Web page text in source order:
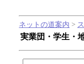
ネットの道案内 >
実業団・学生・